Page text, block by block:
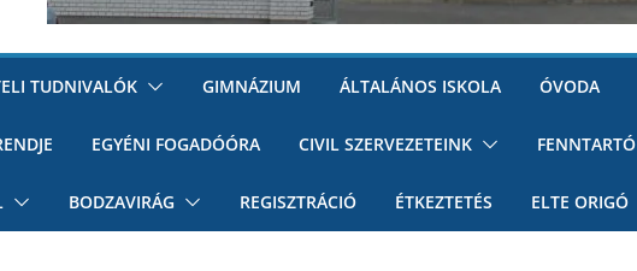
TUDNIVALÓK GIMNÁZIUM ÁLTALÁNOS ISKOLA ÓVODA
EGYÉNI FOGADÓÓRA CIVIL SZERVEZETEINK FENNTARTÓ
BODZAVIRÁG REGISZTRÁCIÓ ÉTKEZTETÉS ELTE ORIGÓ